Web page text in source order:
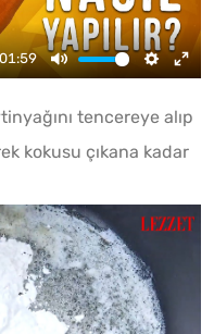
tencereye alıp
kokusu çıkana kadar